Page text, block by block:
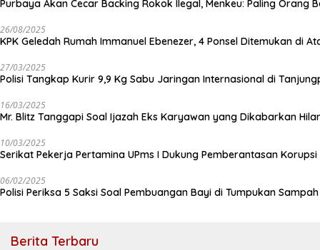
Purbaya Akan Cecar Backing Rokok Ilegal, Menkeu: Paling Orang
26/08/2025
KPK Geledah Rumah Immanuel Ebenezer, 4 Ponsel Ditemukan di
27/03/2025
Polisi Tangkap Kurir 9,9 Kg Sabu Jaringan Internasional di
16/03/2025
Mr. Blitz Tanggapi Soal Ijazah Eks Karyawan yang Dikabarkan
10/03/2025
Serikat Pekerja Pertamina UPms I Dukung Pemberantasan
06/02/2025
Polisi Periksa 5 Saksi Soal Pembuangan Bayi di Tumpukan
Berita Terbaru